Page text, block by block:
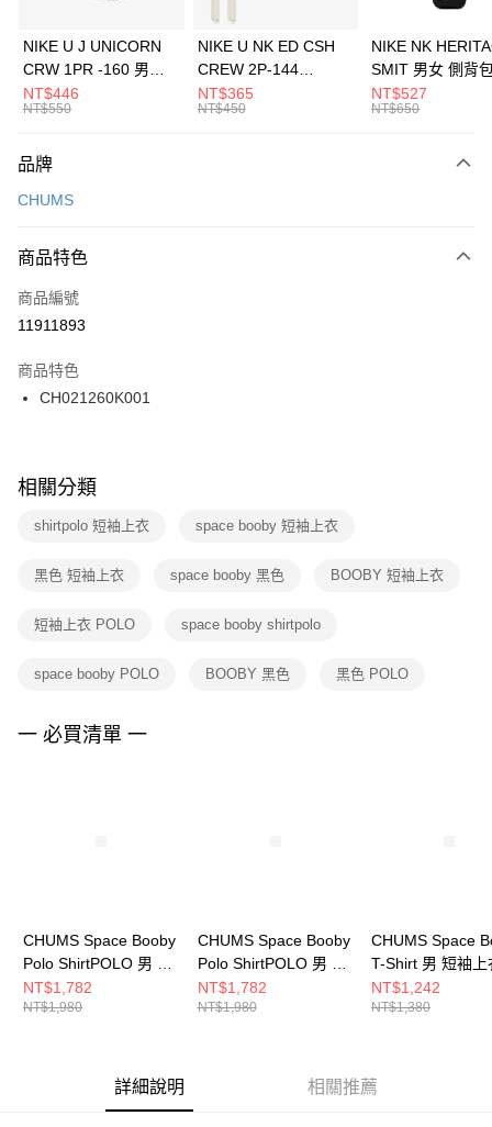
元大商業銀行
台灣樂天信用卡公司
全盈+PAY
AFTEE先享後付
【關於「AFTEE先享後付」】
便利好安心！
３．安心：先確認商品／服務後，再付款。
【「AFTEE先享後付」結帳流程】
１．於結帳方式選擇「AFTEE先享後付」後，將跳轉至「AFTEE先享後付」
２．訂單成立數日內，您將收到繳費通知簡訊。
３．收到繳費通知簡訊後14天內，點擊此簡訊中的連結，可透過四大超商／
ATM／網路銀行／等多元方式進行付款，方視為交易完成。
※ 交易是否成功請以「AFTEE先享後付 」之結帳頁面顯示為準，若有關於
是否繳費成功／繳費後需取消欲退款等相關疑問，請聯繫「AFTEE先享後付
客戶支援中心」https://netprotections.freshdesk.com/support/home
１．透過由恩沛科技股份有限公司提供之「AFTEE先享後付」服務完成之交
權轉讓予恩沛科技股份有限公司。
３．未成年的使用者請事先徵得法定代理人或監護人之同意方可使用
４．使用「AFTEE先享後付」時，將依據個別帳號之用戶狀況，依本公司即
運送方式
每筆NT$100，滿NT$1,500(含以上)免運費
宅配
每筆NT$100，滿NT$1,500(含以上)免運費
付款後門市自取
每筆NT$100，滿NT$1,500(含以上)免運費
NIKE U J UNICORN
CRW 1PR -160 男女
中統襪 FZ3393100
NT$446
NT$550
NIKE U NK ED CSH
CREW 2P-144
EMBRDY 男女 短統襪
FZ3073133
NT$365
NT$450
NIKE NK
SMIT 男女 側背
BA5871010
NT$527
NT$650
品牌
CHUMS
商品特色
商品編號
11911893
商品特色
CH021260K001
相關分類
shirtpolo 短袖上衣 space booby 短袖上衣
黑色 短袖上衣 space booby 黑色 BOOBY 短袖上衣
短袖上衣 POLO space booby shirtpolo
space booby POLO BOOBY 黑色 黑色 POLO
一 必買清單 一
CHUMS Space Booby
Polo ShirtPOLO 男 短
袖上衣 白色
CH021260W001
NT$1,782
NT$1,980
CHUMS Space Booby
Polo ShirtPOLO 男 短
袖上衣 藍色
CH021260A001
NT$1,782
NT$1,980
CHUMS Space
T-Shirt 男 短袖上
色
NT$1,242
NT$1,380
詳細說明 相關推薦